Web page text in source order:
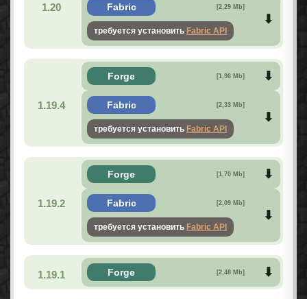
1.20 Fabric [2,29 Mb]
требуется установить Fabric API
1.19.4
Forge [1,96 Mb]
Fabric [2,33 Mb]
требуется установить Fabric API
1.19.2
Forge [1,70 Mb]
Fabric [2,09 Mb]
требуется установить Fabric API
1.19.1 Forge [2,48 Mb]